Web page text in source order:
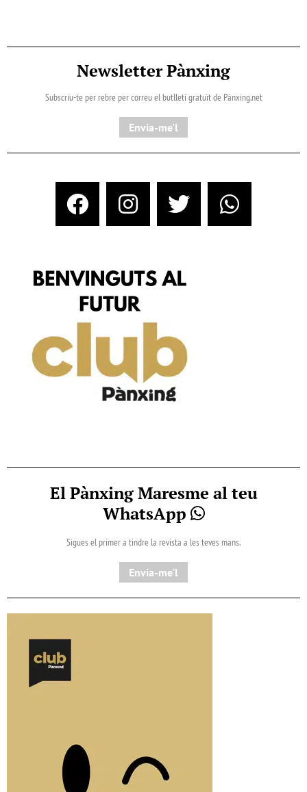
Newsletter Pànxing
Subscriu-te per rebre per correu el butlletí gratuït de Pànxing.net​
Envia-me'l
El Pànxing Maresme al teu
WhatsApp
Sigues el primer a tindre la revista a les teves mans.
Envia-me'l